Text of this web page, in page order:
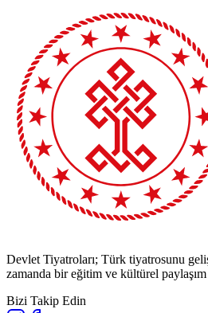
Devlet Tiyatroları; Türk tiyatrosunu
zamanda bir eğitim ve kültürel
Bizi Takip Edin